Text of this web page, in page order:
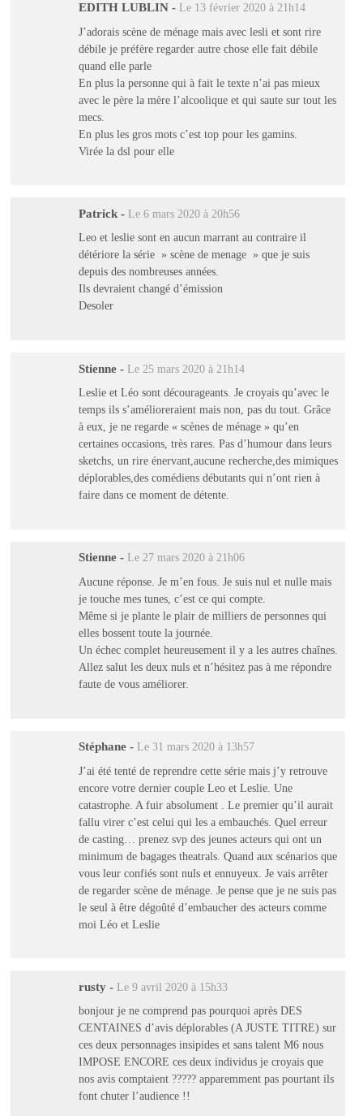
EDITH LUBLIN - Le 13 février 2020 à 21h14
J’adorais scène de ménage mais avec lesli et sont rire
débile je préfère regarder autre chose elle fait débile
quand elle parle
En plus la personne qui à fait le texte n’ai pas mieux
avec le père la mère l’alcoolique et qui saute sur tout les
mecs.
En plus les gros mots c’est top pour les gamins.
Virée la dsl pour elle
Patrick - Le 6 mars 2020 à 20h56
Leo et leslie sont en aucun marrant au contraire il
détériore la série » scène de menage » que je suis
depuis des nombreuses années.
Ils devraient changé d’émission
Desoler
Stienne - Le 25 mars 2020 à 21h14
Leslie et Léo sont décourageants. Je croyais qu’avec le
temps ils s’amélioreraient mais non, pas du tout. Grâce
à eux, je ne regarde « scènes de ménage » qu’en
certaines occasions, très rares. Pas d’humour dans leurs
sketchs, un rire énervant,aucune recherche,des mimiques
déplorables,des comédiens débutants qui n’ont rien à
faire dans ce moment de détente.
Stienne - Le 27 mars 2020 à 21h06
Aucune réponse. Je m’en fous. Je suis nul et nulle mais
je touche mes tunes, c’est ce qui compte.
Même si je plante le plair de milliers de personnes qui
elles bossent toute la journée.
Un échec complet heureusement il y a les autres chaînes.
Allez salut les deux nuls et n’hésitez pas à me répondre
faute de vous améliorer.
Stéphane - Le 31 mars 2020 à 13h57
J’ai été tenté de reprendre cette série mais j’y retrouve
encore votre dernier couple Leo et Leslie. Une
catastrophe. A fuir absolument . Le premier qu’il aurait
fallu virer c’est celui qui les a embauchés. Quel erreur
de casting… prenez svp des jeunes acteurs qui ont un
minimum de bagages theatrals. Quand aux scénarios que
vous leur confiés sont nuls et ennuyeux. Je vais arrêter
de regarder scène de ménage. Je pense que je ne suis pas
le seul à être dégoûté d’embaucher des acteurs comme
moi Léo et Leslie
rusty - Le 9 avril 2020 à 15h33
bonjour je ne comprend pas pourquoi après DES
CENTAINES d’avis déplorables (A JUSTE TITRE) sur
ces deux personnages insipides et sans talent M6 nous
IMPOSE ENCORE ces deux individus je croyais que
nos avis comptaient ????? apparemment pas pourtant ils
font chuter l’audience !!